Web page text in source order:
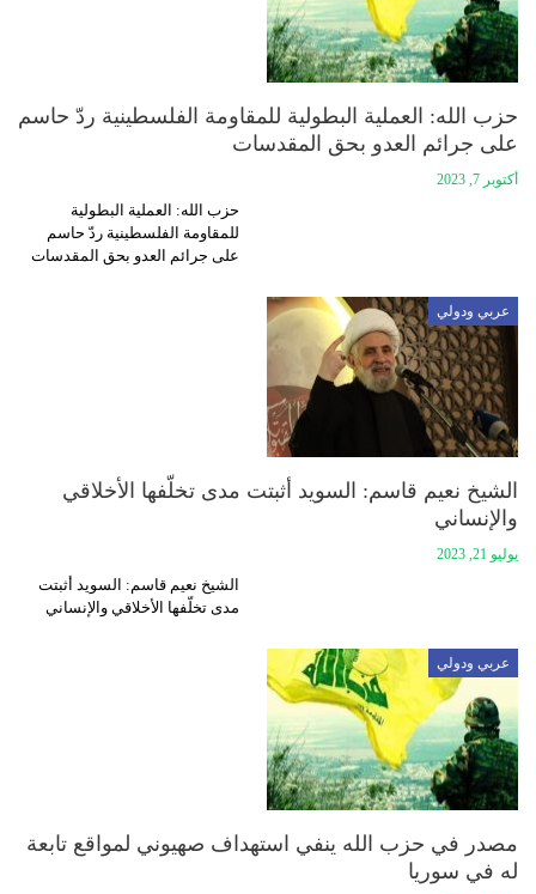
حزب الله: العملية البطولية للمقاومة الفلسطينية ردّ حاسم
على جرائم العدو بحق المقدسات
أكتوبر 7, 2023
حزب الله: العملية البطولية
للمقاومة الفلسطينية ردّ حاسم
على جرائم العدو بحق المقدسات
عربي ودولي
الشيخ نعيم قاسم: السويد أثبتت مدى تخلّفها الأخلاقي
والإنساني
يوليو 21, 2023
الشيخ نعيم قاسم: السويد أثبتت
مدى تخلّفها الأخلاقي والإنساني
عربي ودولي
مصدر في حزب الله ينفي استهداف صهيوني لمواقع تابعة
له في سوريا